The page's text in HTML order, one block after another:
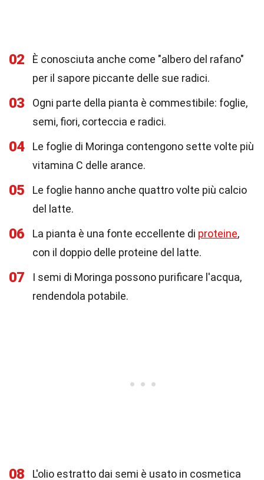
02
È conosciuta anche come "albero del rafano"
per il sapore piccante delle sue radici.
03
Ogni parte della pianta è commestibile: foglie,
semi, fiori, corteccia e radici.
04
Le foglie di Moringa contengono sette volte più
vitamina C delle arance.
05
Le foglie hanno anche quattro volte più calcio
del latte.
06 La pianta è una fonte eccellente di proteine,
con il doppio delle proteine del latte.
07
I semi di Moringa possono purificare l'acqua,
rendendola potabile.
08 L'olio estratto dai semi è usato in cosmetica